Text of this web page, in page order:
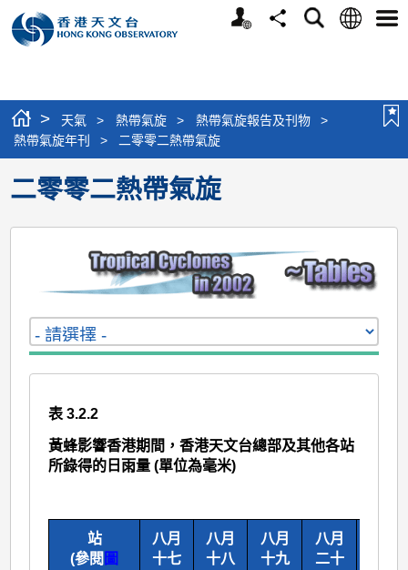
個
分
搜
語
選
> 天氣 > 熱帶氣旋 > 熱帶氣旋報告及刊物
>
熱帶氣旋年刊
> 二零零二熱帶氣旋
二零零二熱帶氣旋
表 3.2.2
黃蜂影響香港期間，香港天文台總部及其他各站
所錄得的日雨量 (單位為毫米)
站
(參閱 圖
八月
十七
八月
十八
八月
十九
八月
二十